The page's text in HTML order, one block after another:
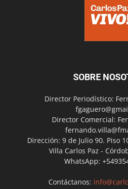
SOBRE
Director Periodístico:
Director Comercial:
Dirección: 9 de Julio 90. Piso
Villa Carlos Paz -
WhatsApp:
Contáctanos: